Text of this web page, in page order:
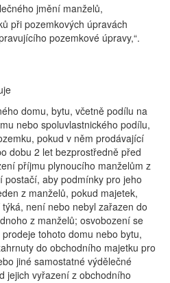
jmění manželů,
při pozemkových úpravách
pozemkové úpravy,“.
domu, bytu, včetně podílu na
nebo spoluvlastnického podílu,
pokud v něm prodávající
dobu 2 let bezprostředně před
příjmu plynoucího manželům z
postačí, aby podmínky pro jeho
z manželů, pokud majetek,
není nebo nebyl zařazen do
z manželů; osvobození se
tohoto domu nebo bytu,
do obchodního majetku pro
jiné samostatné výdělečné
jejich vyřazení z obchodního